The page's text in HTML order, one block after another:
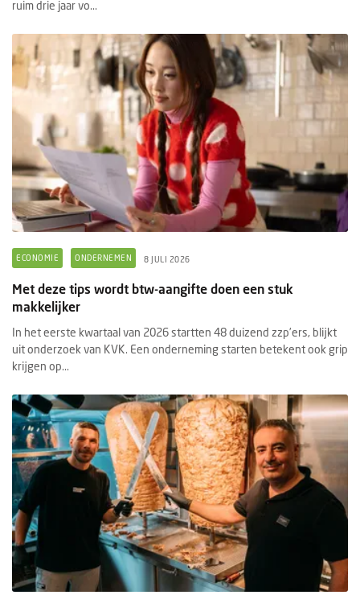
ruim drie jaar vo...
ECONOMIE ONDERNEMEN 8 JULI 2026
Met deze tips wordt btw-aangifte doen een stuk
makkelijker
In het eerste kwartaal van 2026 startten 48 duizend zzp’ers, blijkt
uit onderzoek van KVK. Een onderneming starten betekent ook grip
krijgen op...